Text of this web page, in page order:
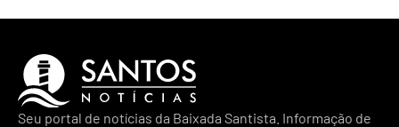
Seu portal de notícias da Baixada Santista. Informação de